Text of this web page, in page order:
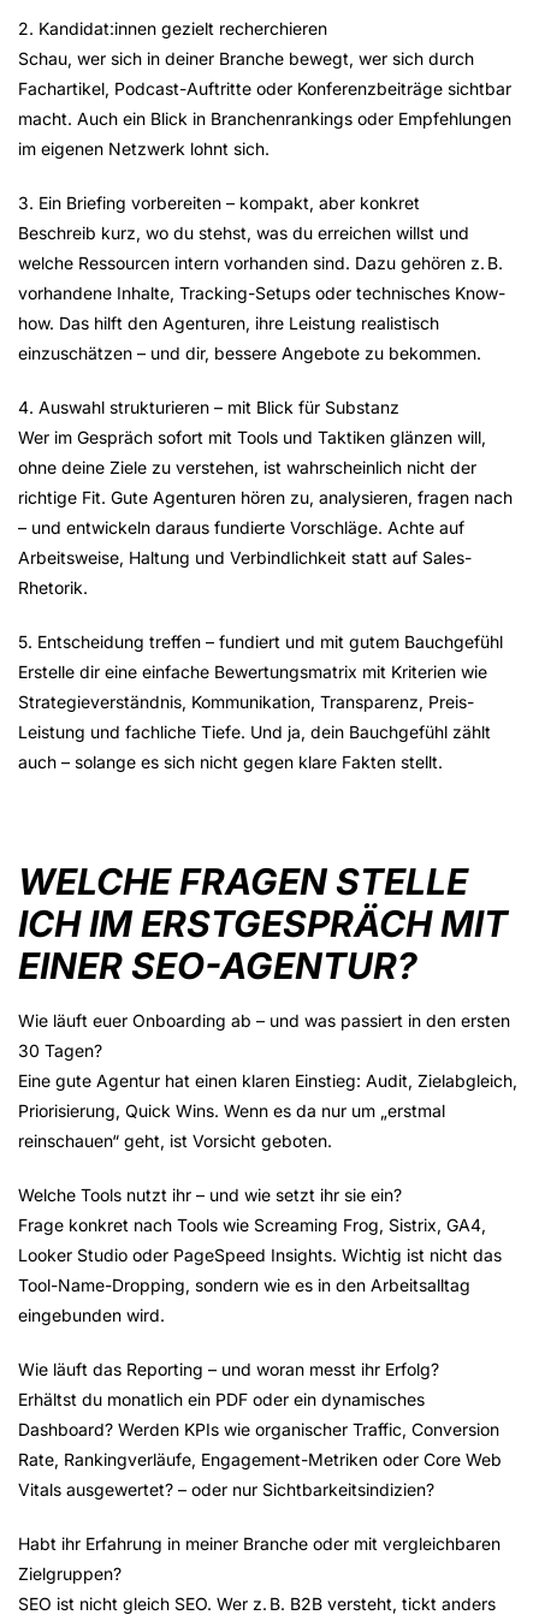
2. Kandidat:innen gezielt recherchieren
Schau, wer sich in deiner Branche bewegt, wer sich durch
Fachartikel, Podcast-Auftritte oder Konferenzbeiträge sichtbar
macht. Auch ein Blick in Branchenrankings oder Empfehlungen
im eigenen Netzwerk lohnt sich.
3. Ein Briefing vorbereiten – kompakt, aber konkret
Beschreib kurz, wo du stehst, was du erreichen willst und
welche Ressourcen intern vorhanden sind. Dazu gehören z. B.
vorhandene Inhalte, Tracking-Setups oder technisches Know-
how. Das hilft den Agenturen, ihre Leistung realistisch
einzuschätzen – und dir, bessere Angebote zu bekommen.
4. Auswahl strukturieren – mit Blick für Substanz
Wer im Gespräch sofort mit Tools und Taktiken glänzen will,
ohne deine Ziele zu verstehen, ist wahrscheinlich nicht der
richtige Fit. Gute Agenturen hören zu, analysieren, fragen nach
– und entwickeln daraus fundierte Vorschläge. Achte auf
Arbeitsweise, Haltung und Verbindlichkeit statt auf Sales-
Rhetorik.
5. Entscheidung treffen – fundiert und mit gutem Bauchgefühl
Erstelle dir eine einfache Bewertungsmatrix mit Kriterien wie
Strategieverständnis, Kommunikation, Transparenz, Preis-
Leistung und fachliche Tiefe. Und ja, dein Bauchgefühl zählt
auch – solange es sich nicht gegen klare Fakten stellt.
WELCHE FRAGEN STELLE
ICH IM ERSTGESPRÄCH MIT
EINER SEO-AGENTUR?
Wie läuft euer Onboarding ab – und was passiert in den ersten
30 Tagen?
Eine gute Agentur hat einen klaren Einstieg: Audit, Zielabgleich,
Priorisierung, Quick Wins. Wenn es da nur um „erstmal
reinschauen“ geht, ist Vorsicht geboten.
Welche Tools nutzt ihr – und wie setzt ihr sie ein?
Frage konkret nach Tools wie Screaming Frog, Sistrix, GA4,
Looker Studio oder PageSpeed Insights. Wichtig ist nicht das
Tool-Name-Dropping, sondern wie es in den Arbeitsalltag
eingebunden wird.
Wie läuft das Reporting – und woran messt ihr Erfolg?
Erhältst du monatlich ein PDF oder ein dynamisches
Dashboard? Werden KPIs wie organischer Traffic, Conversion
Rate, Rankingverläufe, Engagement-Metriken oder Core Web
Vitals ausgewertet? – oder nur Sichtbarkeitsindizien?
Habt ihr Erfahrung in meiner Branche oder mit vergleichbaren
Zielgruppen?
SEO ist nicht gleich SEO. Wer z. B. B2B versteht, tickt anders